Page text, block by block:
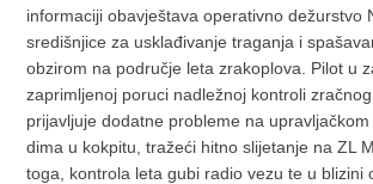
informaciji obavještava operativno dežurstvo
središnjice za usklađivanje traganja i
obzirom na područje leta zrakoplova. Pilot u
zaprimljenoj poruci nadležnoj kontroli
prijavljuje dodatne probleme na
dima u kokpitu, tražeći hitno slijetanje na ZL
toga, kontrola leta gubi radio vezu te u blizini